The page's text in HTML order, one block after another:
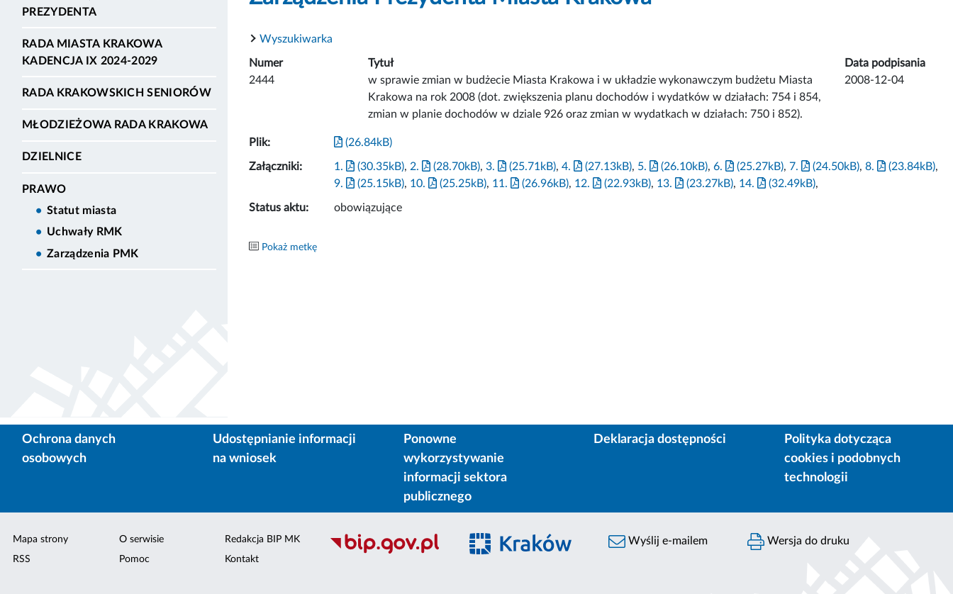
PREZYDENTA
RADA MIASTA KRAKOWA
KADENCJA IX 2024-2029
RADA KRAKOWSKICH SENIORÓW
MŁODZIEŻOWA RADA KRAKOWA
DZIELNICE
PRAWO
Statut miasta
Uchwały RMK
Zarządzenia PMK
Wyszukiwarka
Numer Tytuł
Data podpisania
2444
w sprawie zmian w budżecie Miasta Krakowa i w układzie wykonawczym budżetu Miasta
Krakowa na rok 2008 (dot. zwiększenia planu dochodów i wydatków w działach: 754 i 854,
zmian w planie dochodów w dziale 926 oraz zmian w wydatkach w działach: 750 i 852).
2008-12-04
Plik: (26.84kB)
Załączniki: 1. (30.35kB), 2. (28.70kB), 3. (25.71kB), 4. (27.13kB), 5. (26.10kB), 6. (25.27kB), 7. (24.50kB), 8. (23.84kB),
9.
(25.15kB), 10. (25.25kB), 11. (26.96kB), 12. (22.93kB), 13. (23.27kB), 14. (32.49kB),
Status aktu: obowiązujące
Pokaż metkę
Ochrona danych
osobowych
Udostępnianie informacji
na wniosek
Ponowne
wykorzystywanie
informacji sektora
publicznego
Deklaracja dostępności
Polityka dotycząca
cookies i podobnych
technologii
Mapa strony
RSS
O serwisie
Pomoc
Redakcja BIP MK
Kontakt
Wyślij e-mailem Wersja do druku